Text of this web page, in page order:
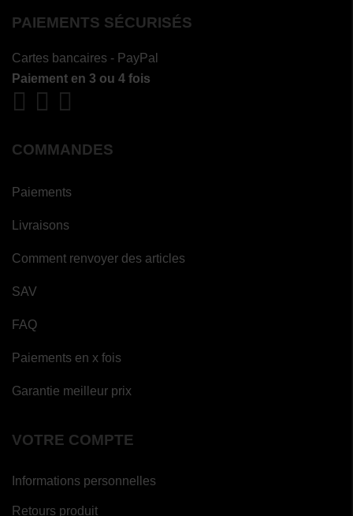
PAIEMENTS SÉCURISÉS
Cartes bancaires - PayPal
Paiement en 3 ou 4 fois
COMMANDES
Paiements
Livraisons
Comment renvoyer des articles
SAV
FAQ
Paiements en x fois
Garantie meilleur prix
VOTRE COMPTE
Informations personnelles
Retours produit